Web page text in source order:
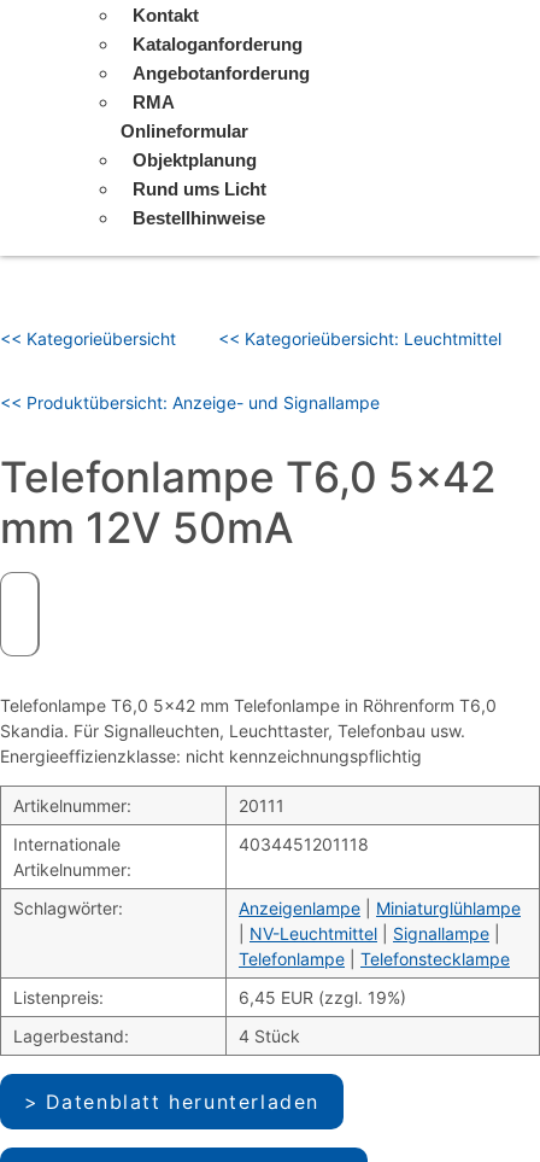
Kontakt
Kataloganforderung
Angebotanforderung
RMA
Onlineformular
Objektplanung
Rund ums Licht
Bestellhinweise
<< Kategorieübersicht << Kategorieübersicht: Leuchtmittel
<< Produktübersicht: Anzeige- und Signallampe
Telefonlampe T6,0 5×42
mm 12V 50mA
Telefonlampe T6,0 5×42 mm Telefonlampe in Röhrenform T6,0
Skandia. Für Signalleuchten, Leuchttaster, Telefonbau usw.
Energieeffizienzklasse: nicht kennzeichnungspflichtig
Artikelnummer:
20111
Internationale
Artikelnummer:
4034451201118
Schlagwörter: Anzeigenlampe
Miniaturglühlampe
NV-Leuchtmittel Signallampe
Telefonlampe
Telefonstecklampe
Listenpreis:
6,45 EUR (zzgl. 19%)
Lagerbestand:
4 Stück
Datenblatt herunterladen